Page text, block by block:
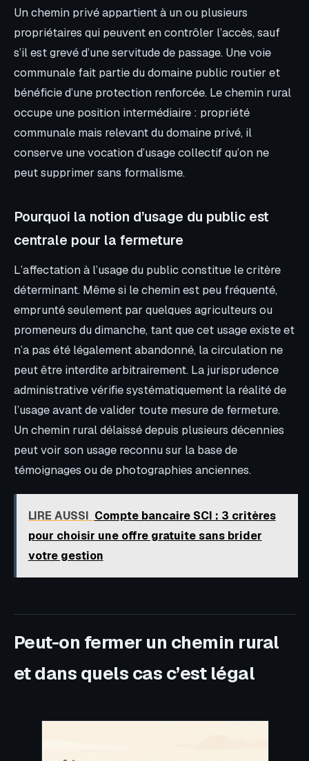
Un chemin privé appartient à un ou plusieurs
propriétaires qui peuvent en contrôler l’accès, sauf
s’il est grevé d’une servitude de passage. Une voie
communale fait partie du domaine public routier et
bénéficie d’une protection renforcée. Le chemin rural
occupe une position intermédiaire : propriété
communale mais relevant du domaine privé, il
conserve une vocation d’usage collectif qu’on ne
peut supprimer sans formalisme.
Pourquoi la notion d’usage du public est
centrale pour la fermeture
L’affectation à l’usage du public constitue le critère
déterminant. Même si le chemin est peu fréquenté,
emprunté seulement par quelques agriculteurs ou
promeneurs du dimanche, tant que cet usage existe et
n’a pas été légalement abandonné, la circulation ne
peut être interdite arbitrairement. La jurisprudence
administrative vérifie systématiquement la réalité de
l’usage avant de valider toute mesure de fermeture.
Un chemin rural délaissé depuis plusieurs décennies
peut voir son usage reconnu sur la base de
témoignages ou de photographies anciennes.
LIRE AUSSI Compte bancaire SCI : 3 critères
pour choisir une offre gratuite sans brider
votre gestion
Peut-on fermer un chemin rural
et dans quels cas c’est légal